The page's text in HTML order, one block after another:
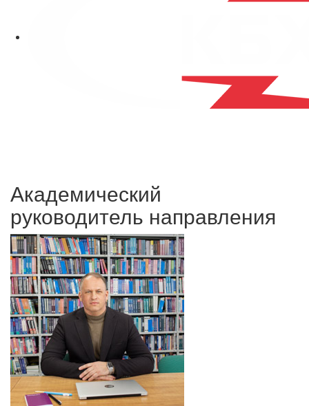
Академический
руководитель направления